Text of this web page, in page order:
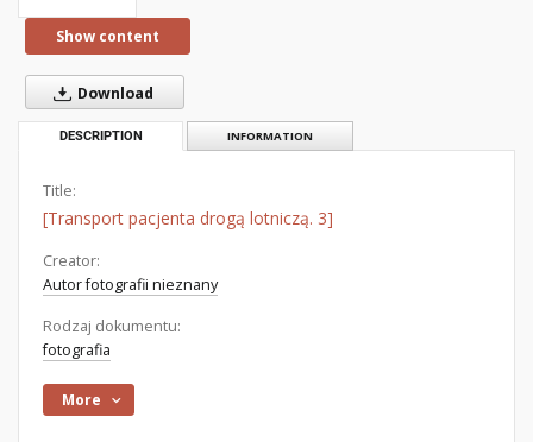
Show content
Download
DESCRIPTION INFORMATION
Title:
[Transport pacjenta drogą lotniczą. 3]
Creator:
Autor fotografii nieznany
Rodzaj dokumentu:
fotografia
More